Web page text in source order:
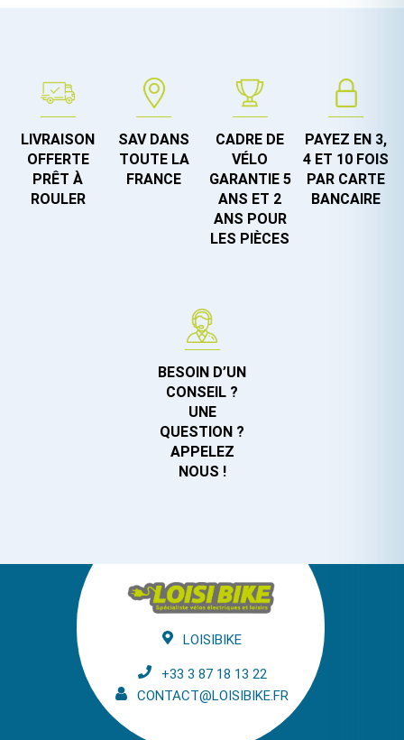
LIVRAISON
OFFERTE
PRÊT À
ROULER
SAV DANS
TOUTE LA
FRANCE
CADRE DE
VÉLO
GARANTIE 5
ANS ET 2
ANS POUR
LES PIÈCES
PAYEZ EN 3,
4 ET 10 FOIS
PAR CARTE
BANCAIRE
BESOIN D’UN
CONSEIL ?
UNE
QUESTION ?
APPELEZ
NOUS !
LOISIBIKE
+33 3 87 18 13 22
CONTACT@LOISIBIKE.FR